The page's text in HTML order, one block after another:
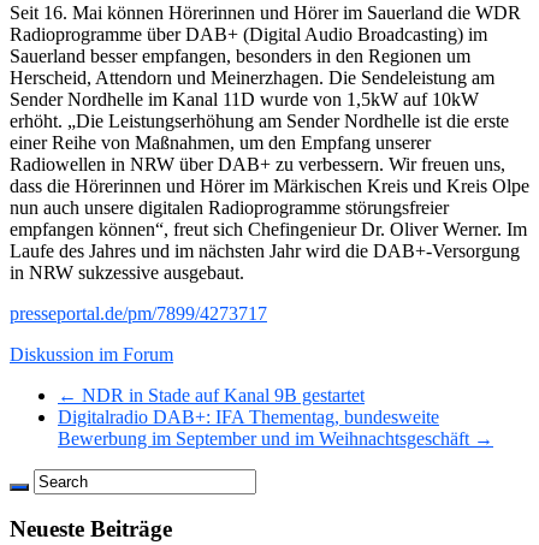
Seit 16. Mai können Hörerinnen und Hörer im Sauerland die WDR
Radioprogramme über DAB+ (Digital Audio Broadcasting) im
Sauerland besser empfangen, besonders in den Regionen um
Herscheid, Attendorn und Meinerzhagen. Die Sendeleistung am
Sender Nordhelle im Kanal 11D wurde von 1,5kW auf 10kW
erhöht. „Die Leistungserhöhung am Sender Nordhelle ist die erste
einer Reihe von Maßnahmen, um den Empfang unserer
Radiowellen in NRW über DAB+ zu verbessern. Wir freuen uns,
dass die Hörerinnen und Hörer im Märkischen Kreis und Kreis Olpe
nun auch unsere digitalen Radioprogramme störungsfreier
empfangen können“, freut sich Chefingenieur Dr. Oliver Werner. Im
Laufe des Jahres und im nächsten Jahr wird die DAB+-Versorgung
in NRW sukzessive ausgebaut.
presseportal.de/pm/7899/4273717
Diskussion im Forum
← NDR in Stade auf Kanal 9B gestartet
Digitalradio DAB+: IFA Thementag, bundesweite
Bewerbung im September und im Weihnachtsgeschäft →
Neueste Beiträge